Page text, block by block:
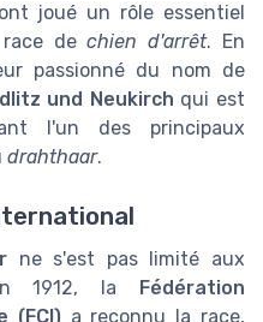
joué un rôle essentiel
race dechien d'arrêt. En
passionné du nom de
und Neukirch qui est
l'un des principaux
drahthaar.
ne s'est pas limité aux
1912, la Fédération
(FCI)a reconnu la race,